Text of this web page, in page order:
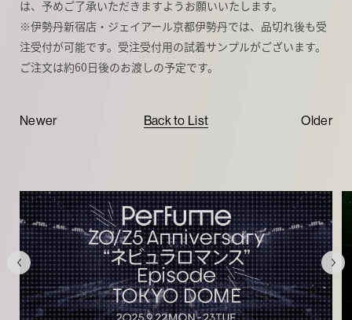
は、予めご了承いただきますようお願いいたします。
※伊勢丹新宿店・ジェイアール京都伊勢丹では、品切れ後も受
注受付が可能です。受注受付用の試着サンプルがございます。
ご注文は約60日後のお渡しの予定です。
Newer Back to List Older